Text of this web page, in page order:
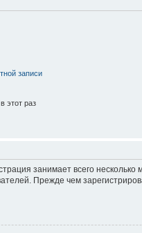
записи
этот раз
занимает всего
Прежде чем